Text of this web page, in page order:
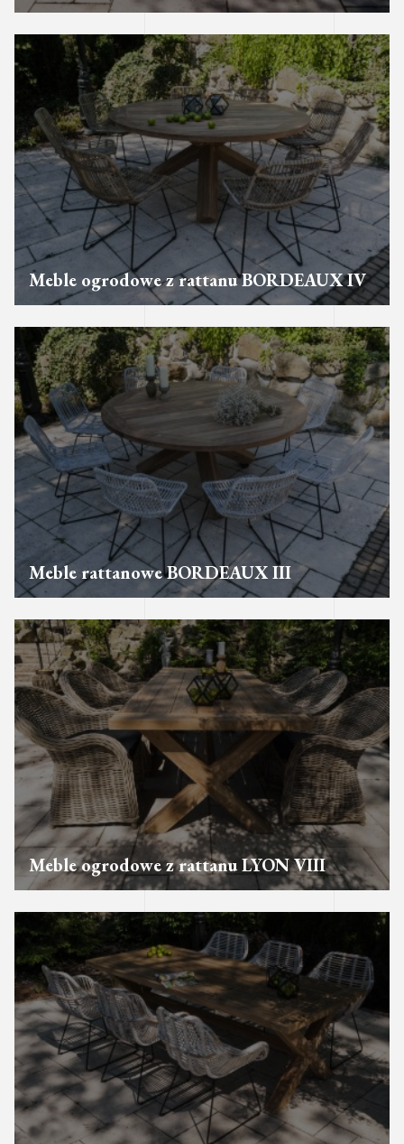
Meble ogrodowe z rattanu BORDEAUX IV
Meble rattanowe BORDEAUX III
Meble ogrodowe z rattanu LYON VIII